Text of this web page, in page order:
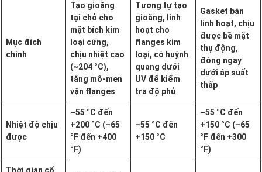
Mục đích
chính
Tạo gioăng
tại chỗ cho
mặt bích kim
loại cứng,
chịu nhiệt cao
(~204 °C),
tăng mô-men
vặn flanges
Tương tự tạo
gioăng, linh
hoạt cho
flanges kim
loại, có huỳnh
quang dưới
UV để kiểm
tra độ phủ
Gasket bán
linh hoạt, chịu
được bề mặt
thụ động,
đóng ngay
dưới áp suất
thấp
Nhiệt độ chịu
được
–55 °C đến
+200 °C (–65
°F đến +400
°F)
–55 °C đến
+150 °C
–55 °C đến
+150 °C (–65
°F đến +300
°F)